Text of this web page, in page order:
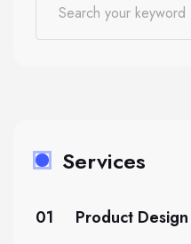
Services
01
Product Design